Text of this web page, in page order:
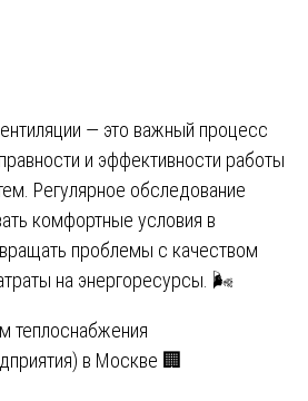
— это важный процесс
и эффективности работы
Регулярное обследование
комфортные условия в
проблемы с качеством
на энергоресурсы. 🌬️
теплоснабжения
в Москве 🏢